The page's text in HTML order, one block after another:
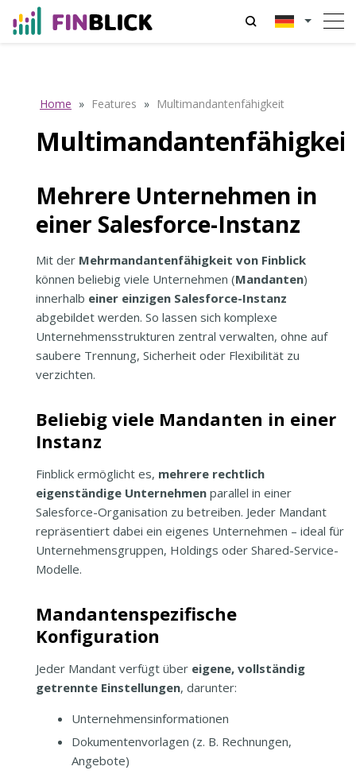
Home » Features » Multimandantenfähigkeit
Mehrere Unternehmen in
einer Salesforce-Instanz
Mit der Mehrmandantenfähigkeit von Finblick
können beliebig viele Unternehmen (Mandanten)
innerhalb einer einzigen Salesforce-Instanz
abgebildet werden. So lassen sich komplexe
Unternehmensstrukturen zentral verwalten, ohne auf
saubere Trennung, Sicherheit oder Flexibilität zu
verzichten.
Beliebig viele Mandanten in einer
Instanz
Finblick ermöglicht es, mehrere rechtlich
eigenständige Unternehmen parallel in einer
Salesforce-Organisation zu betreiben. Jeder Mandant
repräsentiert dabei ein eigenes Unternehmen – ideal für
Unternehmensgruppen, Holdings oder Shared-Service-
Modelle.
Mandantenspezifische
Konfiguration
Jeder Mandant verfügt über eigene, vollständig
getrennte Einstellungen, darunter:
Unternehmensinformationen
Dokumentenvorlagen (z. B. Rechnungen,
Angebote)